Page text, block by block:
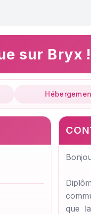
sur Bryx !
que